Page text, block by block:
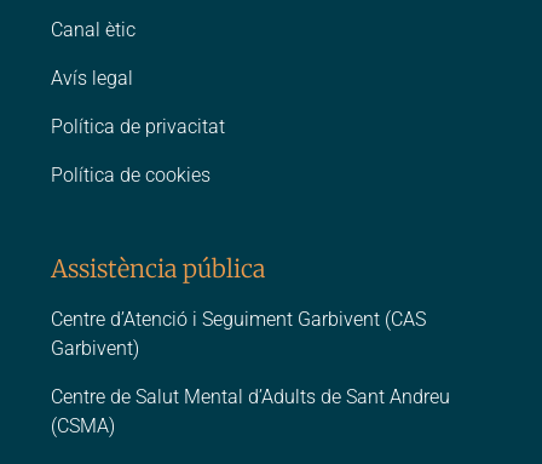
Canal ètic
Avís legal
Política de privacitat
Política de cookies
Assistència pública
Centre d’Atenció i Seguiment Garbivent (CAS
Garbivent)
Centre de Salut Mental d’Adults de Sant Andreu
(CSMA)